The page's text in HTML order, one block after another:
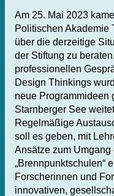
Am 25. Mai 2023
Politischen Akademie
über die derzeitige
der Stiftung zu
professionellen
Design Thinkings
neue Programmideen
Starnberger See
Regelmäßige
soll es geben, mit
Ansätze zum
„Brennpunktschulen“
Forscherinnen und
innovativen,